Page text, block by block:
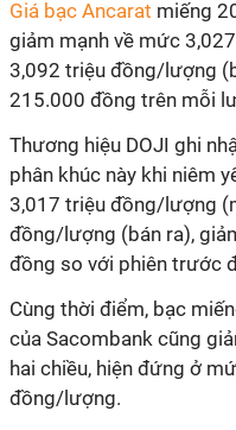
Giá bạc Ancarat miếng
giảm mạnh về mức
3,092 triệu đồng/lượng
215.000 đồng trên mỗi
Thương hiệu DOJI ghi
phân khúc này khi niêm
3,017 triệu đồng/lượng
đồng/lượng (bán ra),
đồng so với phiên trước
Cùng thời điểm, bạc
của Sacombank cũng
hai chiều, hiện đứng ở
đồng/lượng.